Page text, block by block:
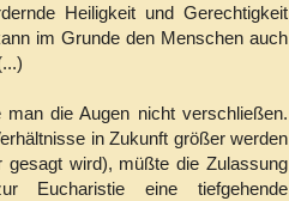
Heiligkeit und Gerechtigkeit
im Grunde den Menschen auch
die Augen nicht verschließen.
in Zukunft größer werden
wird), müßte die Zulassung
Eucharistie eine tiefgehende